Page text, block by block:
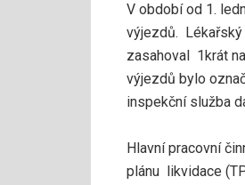
V období od 1.
výjezdů. Lékařský
zasahoval 1krát
výjezdů bylo
inspekční služba
Hlavní pracovní
plánu likvidace